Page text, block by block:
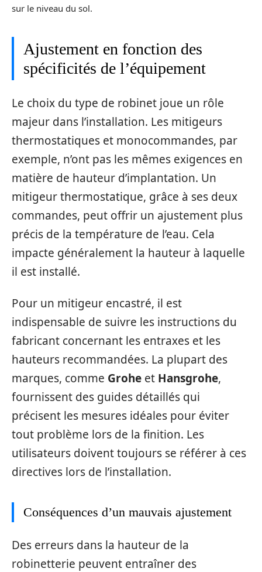
sur le niveau du sol.
Ajustement en fonction des
spécificités de l’équipement
Le choix du type de robinet joue un rôle
majeur dans l’installation. Les mitigeurs
thermostatiques et monocommandes, par
exemple, n’ont pas les mêmes exigences en
matière de hauteur d’implantation. Un
mitigeur thermostatique, grâce à ses deux
commandes, peut offrir un ajustement plus
précis de la température de l’eau. Cela
impacte généralement la hauteur à laquelle
il est installé.
Pour un mitigeur encastré, il est
indispensable de suivre les instructions du
fabricant concernant les entraxes et les
hauteurs recommandées. La plupart des
marques, comme Grohe et Hansgrohe,
fournissent des guides détaillés qui
précisent les mesures idéales pour éviter
tout problème lors de la finition. Les
utilisateurs doivent toujours se référer à ces
directives lors de l’installation.
Conséquences d’un mauvais ajustement
Des erreurs dans la hauteur de la
robinetterie peuvent entraîner des